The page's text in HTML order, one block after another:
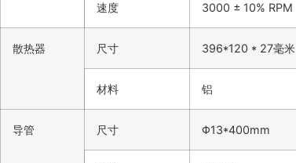
速度 3000 ± 10% RPM
散热器 尺寸 396*120 * 27毫米
材料 铝
导管 尺寸 Φ13*400mm